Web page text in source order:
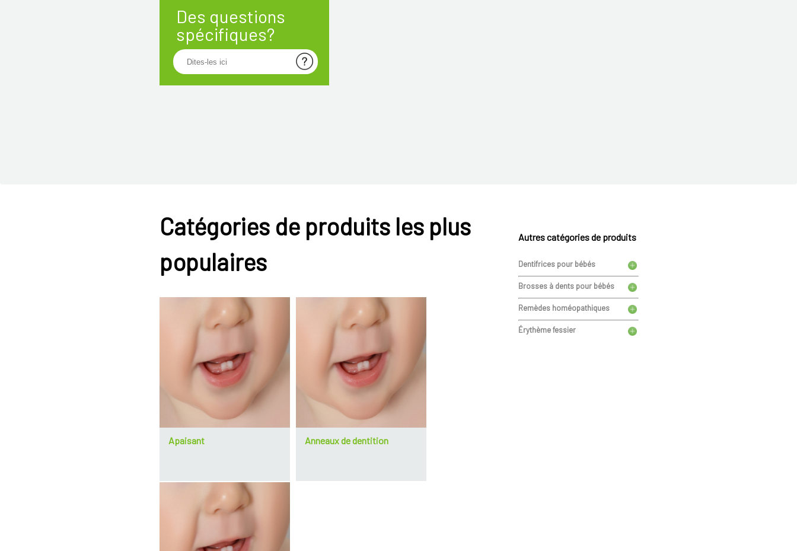
Des questions
spécifiques?
Catégories de produits les plus
populaires
Apaisant Anneaux de dentition
Autres catégories de produits
Dentifrices pour bébés
Brosses à dents pour bébés
Remèdes homéopathiques
Érythème fessier